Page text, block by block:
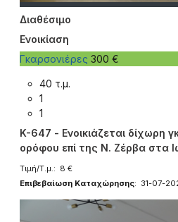
Διαθέσιμο
Ενοικίαση
Γκαρσονιέρες 300 €
40 τ.μ.
1
1
K-647 - Ενοικιάζεται δίχωρη
ορόφου επί της Ν. Ζέρβα στα
Τιμή/Τ.μ.: 8 €
Επιβεβαίωση Καταχώρησης: 31-07-